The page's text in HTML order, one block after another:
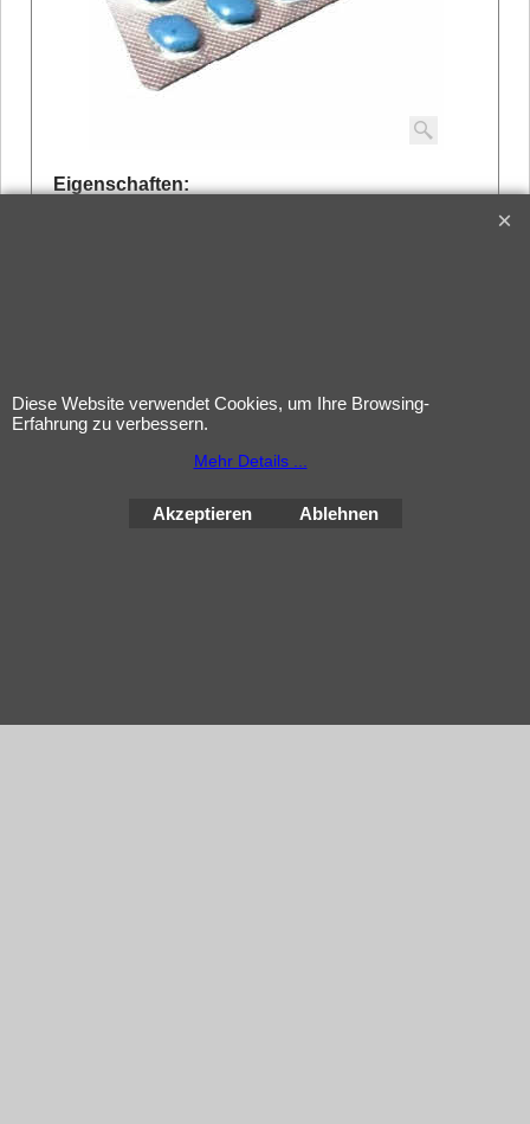
Eigenschaften:
Wirkungsdauer: 6 bis 8 Stunden
Diese Website verwendet Cookies, um Ihre Browsing-
Erfahrung zu verbessern.
Mehr Details ...
Akzeptieren Ablehnen